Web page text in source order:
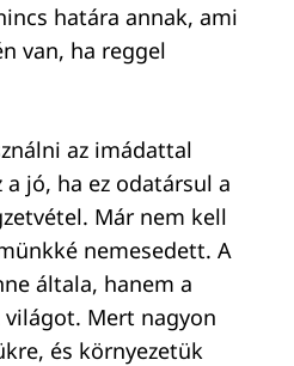
határa annak, ami
van, ha reggel
az imádattal
jó, ha ez odatársul a
Már nem kell
nemesedett. A
általa, hanem a
Mert nagyon
és környezetük